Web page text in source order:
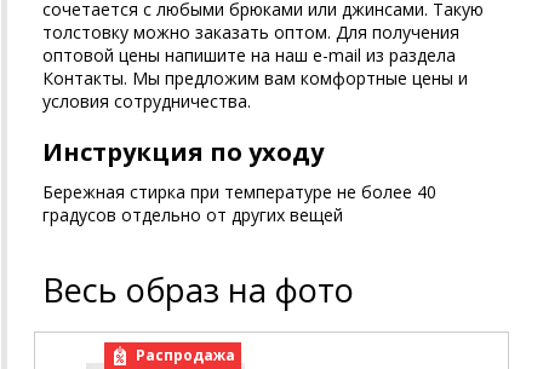
сочетается с любыми брюками или джинсами. Такую
толстовку можно заказать оптом. Для получения
оптовой цены напишите на наш e-mail из раздела
Контакты. Мы предложим вам комфортные цены и
условия сотрудничества.
Инструкция по уходу
Бережная стирка при температуре не более 40
градусов отдельно от других вещей
Весь образ на фото
Распродажа